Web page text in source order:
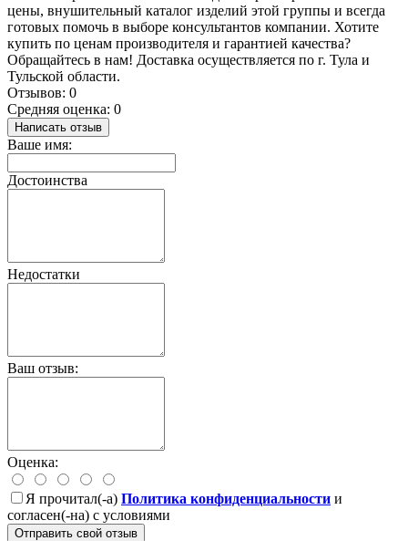
цены, внушительный каталог изделий этой группы и всегда
готовых помочь в выборе консультантов компании. Хотите
купить по ценам производителя и гарантией качества?
Обращайтесь в нам! Доставка осуществляется по г. Тула и
Тульской области.
Отзывов: 0
Средняя оценка: 0
Написать отзыв
Ваше имя:
Достоинства
Недостатки
Ваш отзыв:
Оценка:
Я прочитал(-а) Политика конфиденциальности и
согласен(-на) с условиями
Отправить свой отзыв